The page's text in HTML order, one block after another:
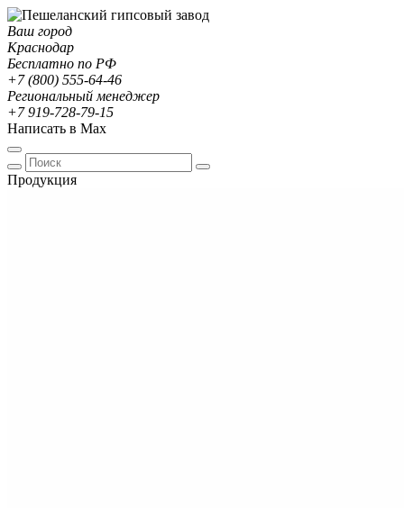
Ваш город
Краснодар
Бесплатно по РФ
+7 (800) 555-64-46
Региональный менеджер
+7 919-728-79-15
Написать в Max
Продукция